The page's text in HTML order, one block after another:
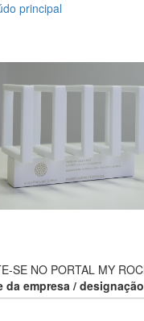
principal
SE NO PORTAL MY
da empresa /